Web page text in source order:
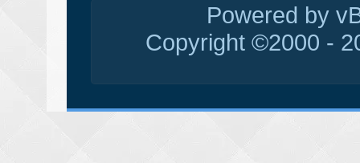
Powered by
Copyright ©2000 -